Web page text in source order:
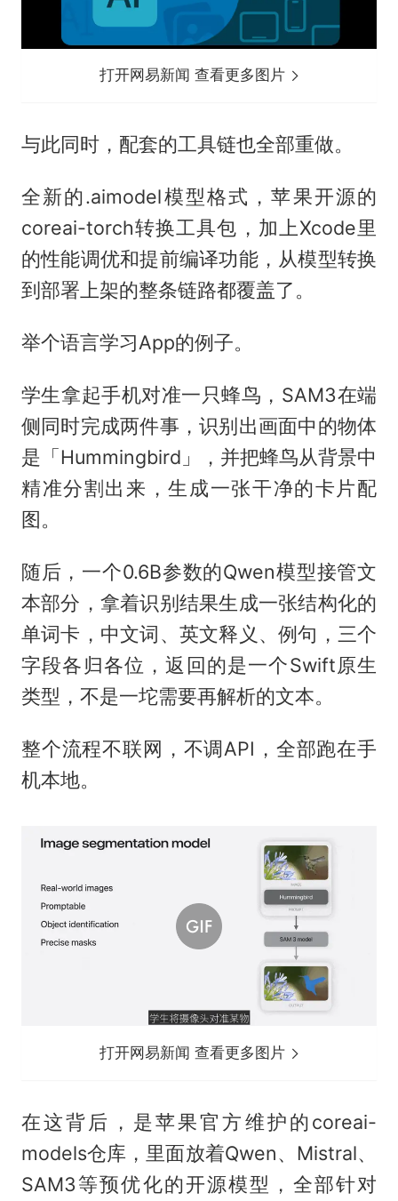
打开网易新闻 查看更多图片
与此同时，配套的工具链也全部重做。
全新的.aimodel模型格式，苹果开源的
coreai-torch转换工具包，加上Xcode里
的性能调优和提前编译功能，从模型转换
到部署上架的整条链路都覆盖了。
举个语言学习App的例子。
学生拿起手机对准一只蜂鸟，SAM3在端
侧同时完成两件事，识别出画面中的物体
是「Hummingbird」，并把蜂鸟从背景中
精准分割出来，生成一张干净的卡片配
图。
随后，一个0.6B参数的Qwen模型接管文
本部分，拿着识别结果生成一张结构化的
单词卡，中文词、英文释义、例句，三个
字段各归各位，返回的是一个Swift原生
类型，不是一坨需要再解析的文本。
整个流程不联网，不调API，全部跑在手
机本地。
打开网易新闻 查看更多图片
在这背后，是苹果官方维护的coreai-
models仓库，里面放着Qwen、Mistral、
SAM3等预优化的开源模型，全部针对